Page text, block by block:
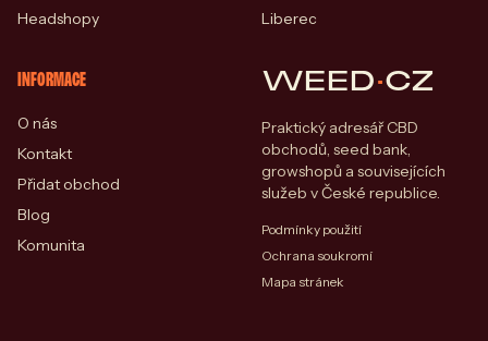
Headshopy
Liberec
INFORMACE
O nás
Kontakt
Přidat obchod
Blog
Komunita
WEED·CZ
Praktický adresář CBD
obchodů, seed bank,
growshopů a souvisejících
služeb v České republice.
Podmínky použití
Ochrana soukromí
Mapa stránek